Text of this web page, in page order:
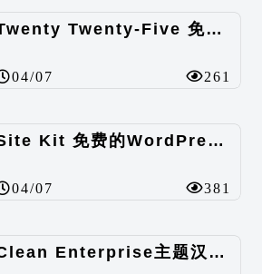
Twenty Twenty-Five 免费的WordPress内容主题
04/07 261
Site Kit 免费的WordPress数据统计插件
04/07 381
Clean Enterprise主题汉化包